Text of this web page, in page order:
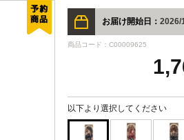
お届け開始日： 2026/
商品コード：C00009625
以下より選択してください